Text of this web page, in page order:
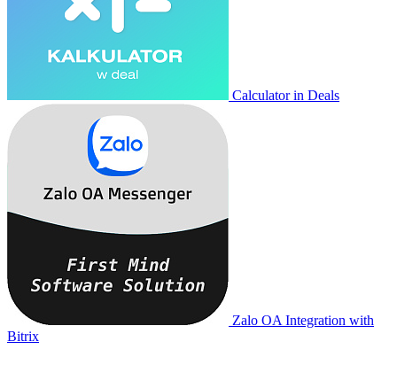
Calculator in Deals
Zalo OA Integration with
Bitrix